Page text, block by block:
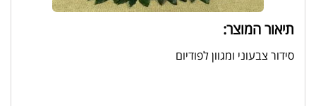
תיאור המוצר:
סידור צבעוני ומגוון לפודיום